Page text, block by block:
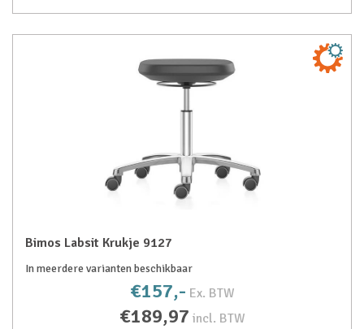
Bimos Labsit Krukje 9127
In meerdere varianten beschikbaar
€157,- Ex. BTW
€189,97 incl. BTW